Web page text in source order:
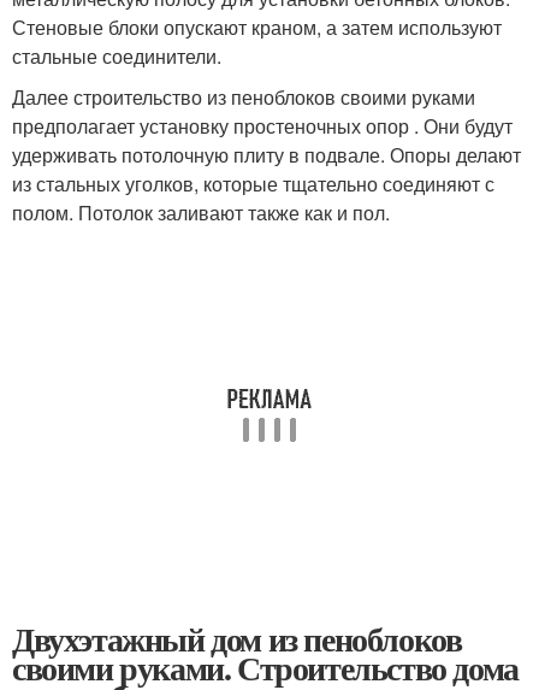
Стеновые блоки опускают краном, а затем используют
стальные соединители.
Далее строительство из пеноблоков своими руками
предполагает установку простеночных опор . Они будут
удерживать потолочную плиту в подвале. Опоры делают
из стальных уголков, которые тщательно соединяют с
полом. Потолок заливают также как и пол.
Двухэтажный дом из пеноблоков
своими руками. Строительство дома